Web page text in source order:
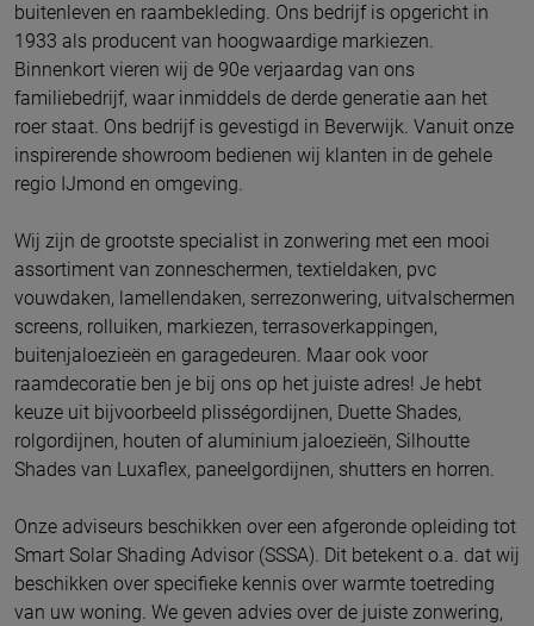
buitenleven en raambekleding. Ons bedrijf is opgericht in
1933 als producent van hoogwaardige markiezen.
Binnenkort vieren wij de 90e verjaardag van ons
familiebedrijf, waar inmiddels de derde generatie aan het
roer staat. Ons bedrijf is gevestigd in Beverwijk. Vanuit onze
inspirerende showroom bedienen wij klanten in de gehele
regio IJmond en omgeving.
Wij zijn de grootste specialist in zonwering met een mooi
assortiment van zonneschermen, textieldaken, pvc
vouwdaken, lamellendaken, serrezonwering, uitvalschermen
screens, rolluiken, markiezen, terrasoverkappingen,
buitenjaloezieën en garagedeuren. Maar ook voor
raamdecoratie ben je bij ons op het juiste adres! Je hebt
keuze uit bijvoorbeeld plisségordijnen, Duette Shades,
rolgordijnen, houten of aluminium jaloezieën, Silhoutte
Shades van Luxaflex, paneelgordijnen, shutters en horren.
Onze adviseurs beschikken over een afgeronde opleiding tot
Smart Solar Shading Advisor (SSSA). Dit betekent o.a. dat wij
beschikken over specifieke kennis over warmte toetreding
van uw woning. We geven advies over de juiste zonwering,